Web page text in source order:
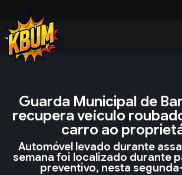
Guarda Municipal de
recupera veículo
carro ao
Automóvel levado durante
semana foi localizado durante
preventivo, nesta